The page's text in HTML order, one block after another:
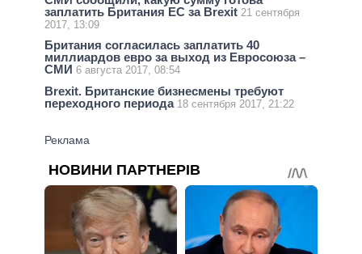
заплатить Британия ЕС за Brexit 21 сентября
2017, 13:09
Британия согласилась заплатить 40
миллиардов евро за выход из Евросоюза –
СМИ 6 августа 2017, 08:54
Brexit. Британские бизнесмены требуют
переходного периода 18 сентября 2017, 21:22